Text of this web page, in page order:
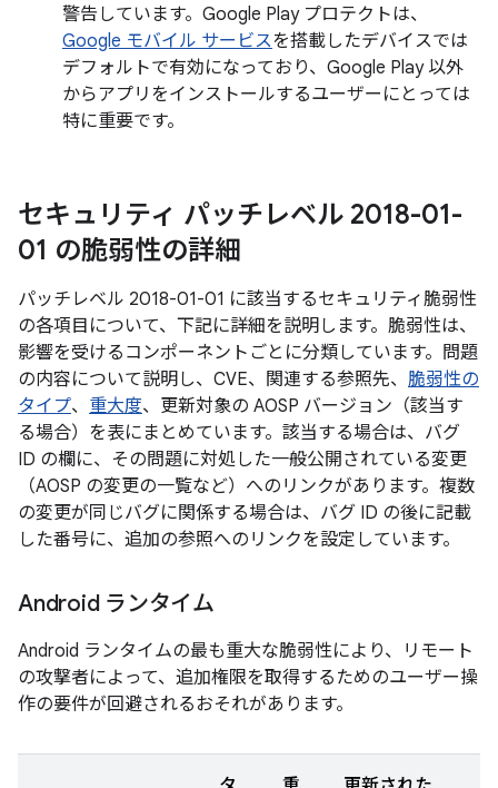
警告しています。Google Play プロテクトは、
Google モバイル サービスを搭載したデバイスでは
デフォルトで有効になっており、Google Play 以外
からアプリをインストールするユーザーにとっては
特に重要です。
セキュリティ パッチレベル 2018-01-
01 の脆弱性の詳細
パッチレベル 2018-01-01 に該当するセキュリティ脆弱性
の各項目について、下記に詳細を説明します。脆弱性は、
影響を受けるコンポーネントごとに分類しています。問題
の内容について説明し、CVE、関連する参照先、 脆弱性の
タイプ、 重大度、更新対象の AOSP バージョン（該当す
る場合）を表にまとめています。該当する場合は、バグ
ID の欄に、その問題に対処した一般公開されている変更
（AOSP の変更の一覧など）へのリンクがあります。複数
の変更が同じバグに関係する場合は、バグ ID の後に記載
した番号に、追加の参照へのリンクを設定しています。
Android ランタイム
Android ランタイムの最も重大な脆弱性により、リモート
の攻撃者によって、追加権限を取得するためのユーザー操
作の要件が回避されるおそれがあります。